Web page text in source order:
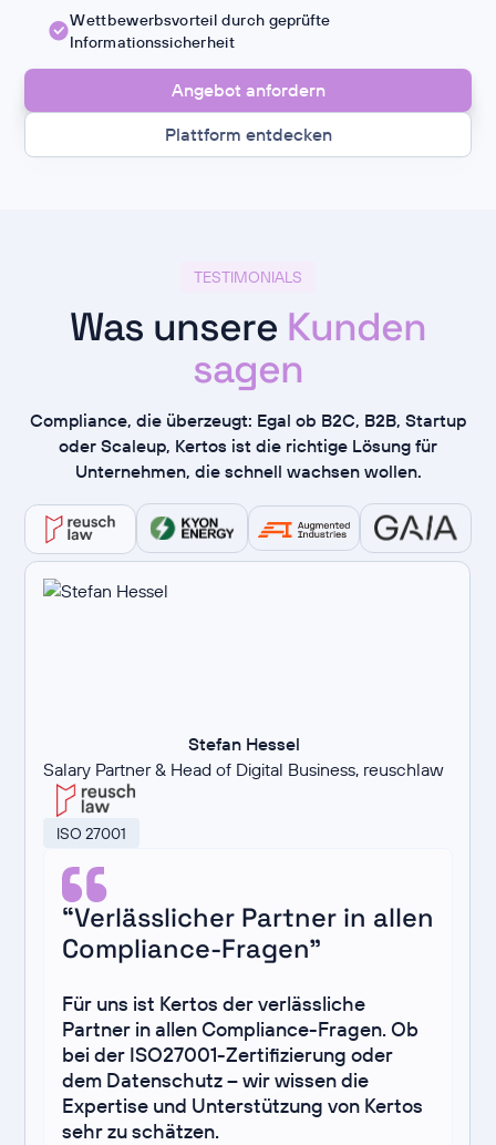
Wettbewerbsvorteil durch geprüfte
Informationssicherheit
Angebot anfordern
Plattform entdecken
TESTIMONIALS
Was unsere Kunden
sagen
Compliance, die überzeugt: Egal ob B2C, B2B, Startup
oder Scaleup, Kertos ist die richtige Lösung für
Unternehmen, die schnell wachsen wollen.
Stefan Hessel
Salary Partner & Head of Digital Business, reuschlaw
ISO 27001
“Verlässlicher Partner in allen
Compliance-Fragen”
Für uns ist Kertos der verlässliche
Partner in allen Compliance-Fragen. Ob
bei der ISO27001-Zertifizierung oder
dem Datenschutz – wir wissen die
Expertise und Unterstützung von Kertos
sehr zu schätzen.